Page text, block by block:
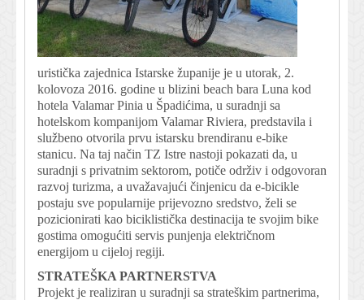
uristička zajednica Istarske županije je u utorak, 2.
kolovoza 2016. godine u blizini beach bara Luna kod
hotela Valamar Pinia u Špadićima, u suradnji sa
hotelskom kompanijom Valamar Riviera, predstavila i
službeno otvorila prvu istarsku brendiranu e-bike
stanicu. Na taj način TZ Istre nastoji pokazati da, u
suradnji s privatnim sektorom, potiče održiv i odgovoran
razvoj turizma, a uvažavajući činjenicu da e-bicikle
postaju sve popularnije prijevozno sredstvo, želi se
pozicionirati kao biciklistička destinacija te svojim bike
gostima omogućiti servis punjenja električnom
energijom u cijeloj regiji.
STRATEŠKA PARTNERSTVA
Projekt je realiziran u suradnji sa strateškim partnerima,